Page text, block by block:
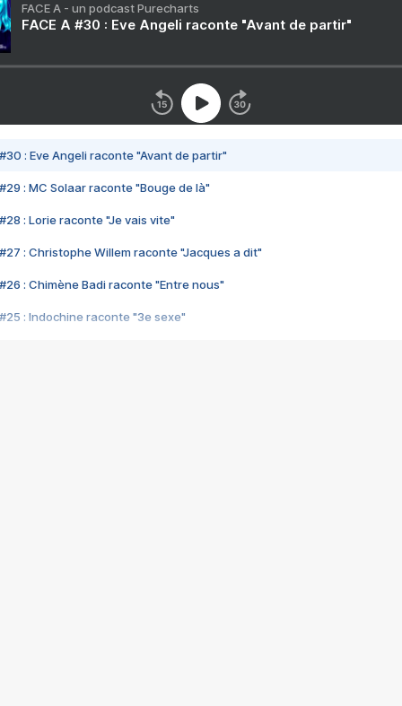
FACE A - un podcast Purecharts
FACE A #30 : Eve Angeli raconte "Avant de partir"
#30 : Eve Angeli raconte "Avant de partir"
#29 : MC Solaar raconte "Bouge de là"
#28 : Lorie raconte "Je vais vite"
#27 : Christophe Willem raconte "Jacques a dit"
#26 : Chimène Badi raconte "Entre nous"
#25 : Indochine raconte "3e sexe"